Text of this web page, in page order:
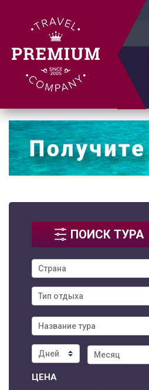
ПОИСК ТУРА
ЦЕНА